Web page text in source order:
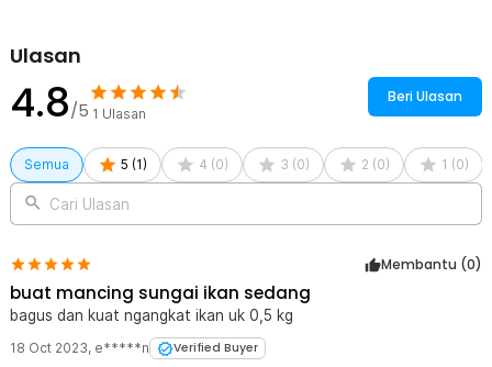
Ulasan
4.8/5 1 Ulasan
Beri Ulasan
Semua 5 (1 ) 4 (0) 3 (0) 2 (0) 1 (0)
Cari Ulasan
Membantu (0)
buat mancing sungai ikan sedang
bagus dan kuat ngangkat ikan uk 0,5 kg
18 Oct 2023, e*****n Verified Buyer